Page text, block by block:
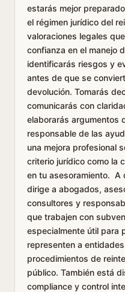
estarás mejor
el régimen jurídico del
valoraciones legales
confianza en el manejo
identificarás riesgos y
antes de que se
devolución. Tomarás
comunicarás con
elaborarás argumentos
responsable de las
una mejora profesional
criterio jurídico como la
en tu asesoramiento. A
dirige a abogados,
consultores y
que trabajen con
especialmente útil para
representen a
procedimientos de
público. También está
compliance y control